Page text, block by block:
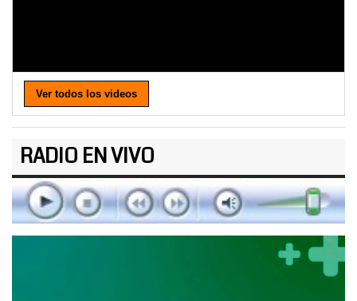
Ver todos los videos
RADIO EN VIVO